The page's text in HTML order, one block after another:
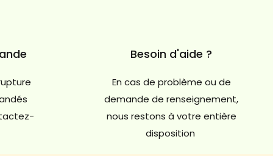
Besoin d'aide ?
En cas de problème ou de
demande de renseignement,
nous restons à votre entière
disposition